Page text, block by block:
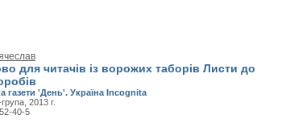
для читачів із ворожих таборів Листи до
газети 'День'. Україна Incognita
2013 г.
40-5